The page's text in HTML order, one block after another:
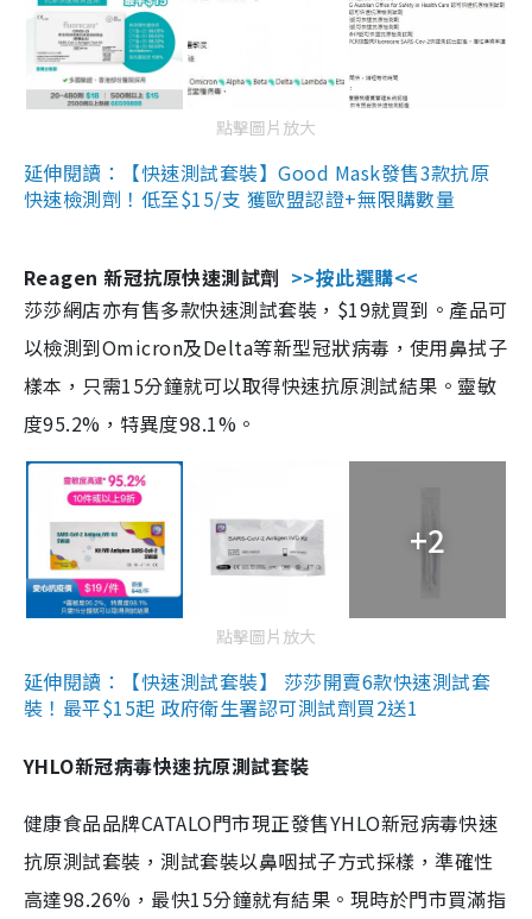
點擊圖片放大
延伸閱讀：【快速測試套裝】Good Mask發售3款抗原
快速檢測劑！低至$15/支 獲歐盟認證+無限購數量
Reagen 新冠抗原快速測試劑 >>按此選購<<
莎莎網店亦有售多款快速測試套裝，$19就買到。產品可
以檢測到Omicron及Delta等新型冠狀病毒，使用鼻拭子
樣本，只需15分鐘就可以取得快速抗原測試結果。靈敏
度95.2%，特異度98.1%。
+2
點擊圖片放大
延伸閱讀：【快速測試套裝】 莎莎開賣6款快速測試套
裝！最平$15起 政府衛生署認可測試劑買2送1
YHLO新冠病毒快速抗原測試套裝
健康食品品牌CATALO門市現正發售YHLO新冠病毒快速
抗原測試套裝，測試套裝以鼻咽拭子方式採樣，準確性
高達98.26%，最快15分鐘就有結果。現時於門市買滿指